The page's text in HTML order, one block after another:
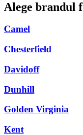
Alege brandul
Camel
Chesterfield
Davidoff
Dunhill
Golden Virginia
Kent